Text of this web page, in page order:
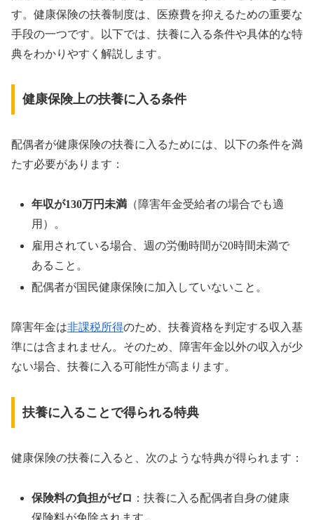
す。健康保険の扶養制度は、医療費を抑えるための重要な
手段の一つです。以下では、扶養に入る条件や具体的な特
典をわかりやすく解説します。
健康保険上の扶養に入る条件
配偶者が健康保険の扶養に入るためには、以下の条件を満
たす必要があります：
年収が130万円未満 （障害年金受給者の場合でも適
用）。
雇用されている場合、週の労働時間が20時間未満で
あること。
配偶者が国民健康保険に加入していないこと。
障害年金は非課税所得のため、扶養資格を判定する収入基
準には含まれません。そのため、障害年金以外の収入が少
ない場合、扶養に入る可能性が高まります。
扶養に入ることで得られる特典
健康保険の扶養に入ると、次のような特典が得られます：
保険料の負担がゼロ ：扶養に入る配偶者自身の健康
保険料が免除されます。